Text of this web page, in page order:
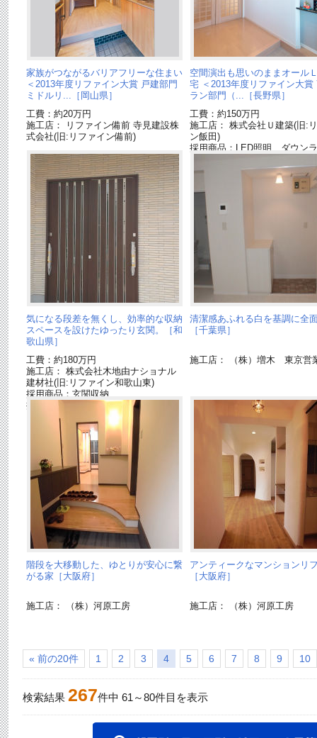
家族がつながるバリアフリーな住まい
＜2013年度リファイン大賞 戸建部門
ミドルリ...［岡山県］
工費：約20万円
施工店： リファイン備前 寺見建設株
式会社(旧:リファイン備前)
空間演出も思いのままオール
宅 ＜2013年度リファイン大賞
ラン部門（...［長野県］
工費：約150万円
施工店： 株式会社Ｕ建築(旧:
ン飯田)
採用商品：LED照明 ダウン
気になる段差を無くし、効率的な収納
スペースを設けたゆったり玄関。［和
歌山県］
工費：約180万円
施工店： 株式会社木地由ナショナル
建材社(旧:リファイン和歌山東)
採用商品：玄関収納
採用商品：床材 ベリティス
清潔感あふれる白を基調に全
［千葉県］
施工店： （株）増木 東京営
階段を大移動した、ゆとりが安心に繋
がる家［大阪府］
施工店： （株）河原工房
アンティークなマンションリ
［大阪府］
施工店： （株）河原工房
« 前の20件 1 2 3 4 5 6 7 8 9 10
検索結果 267件中 61 ～80件目を表示